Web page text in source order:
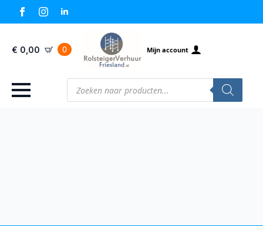
€ 0,00 0 Mijn account
Producten
zoeken